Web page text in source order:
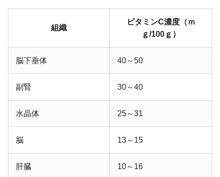
組織
ビタミンC濃度（ｍ
ｇ/100ｇ）
脳下垂体 40～50
副腎 30～40
水晶体 25～31
脳 13～15
肝臓 10～16